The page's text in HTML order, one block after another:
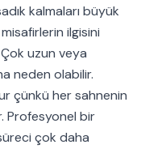
kalmaları büyük
ilgisini
uzun veya
neden olabilir.
çünkü her sahnenin
Profesyonel bir
çok daha